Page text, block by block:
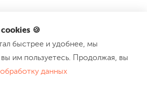
🍪
быстрее и удобнее, мы
вы им пользуетесь. Продолжая, вы
данных